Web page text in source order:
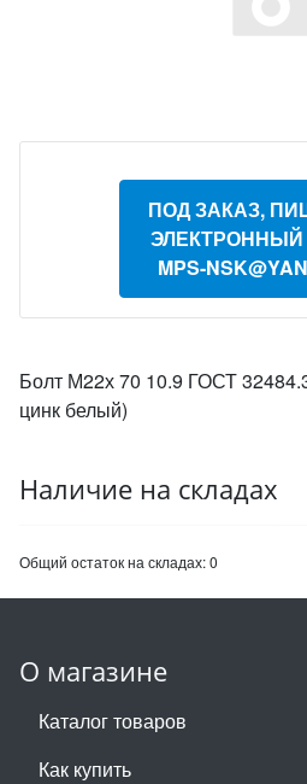
ПОД ЗАКАЗ,
ЭЛЕКТРОННЫЙ
MPS-
Болт М22х 70 10.9 ГОСТ
цинк белый)
Наличие на складах
Общий остаток на складах:0
О магазине
Каталог товаров
Как купить